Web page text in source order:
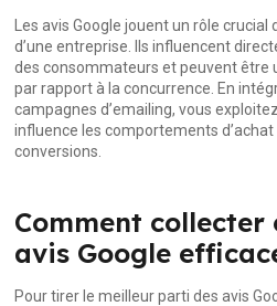
Les avis Google jouent un rôle crucial
d’une entreprise. Ils influencent
des consommateurs et peuvent
par rapport à la concurrence. En
campagnes d’emailing, vous
influence les comportements
conversions.
Comment collecter
avis Google
Pour tirer le meilleur parti des avis